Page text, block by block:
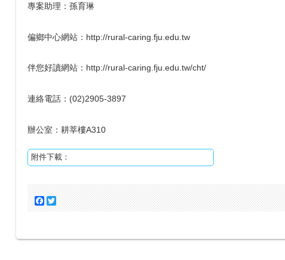
專案助理：孫育琳
偏鄉中心網站：http://rural-caring.fju.edu.tw
伴您好讀網站：http://rural-caring.fju.edu.tw/cht/
連絡電話：(02)2905-3897
辦公室：耕莘樓A310
附件下載：
Facebook